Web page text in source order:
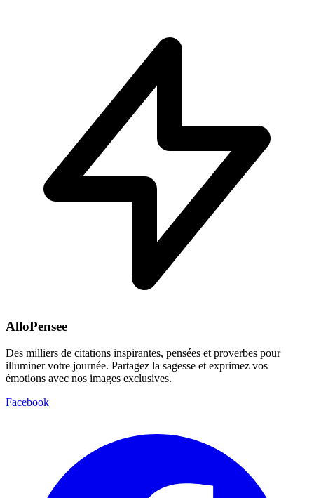
AlloPensee
Des milliers de citations inspirantes, pensées et proverbes pour
illuminer votre journée. Partagez la sagesse et exprimez vos
émotions avec nos images exclusives.
Facebook